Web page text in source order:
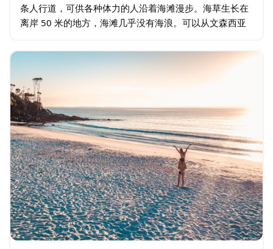
条人行道，可供各种体力的人沿着海滩漫步。海草生长在
离岸 50 米的地方，海滩几乎没有海浪。可以从文森西亚